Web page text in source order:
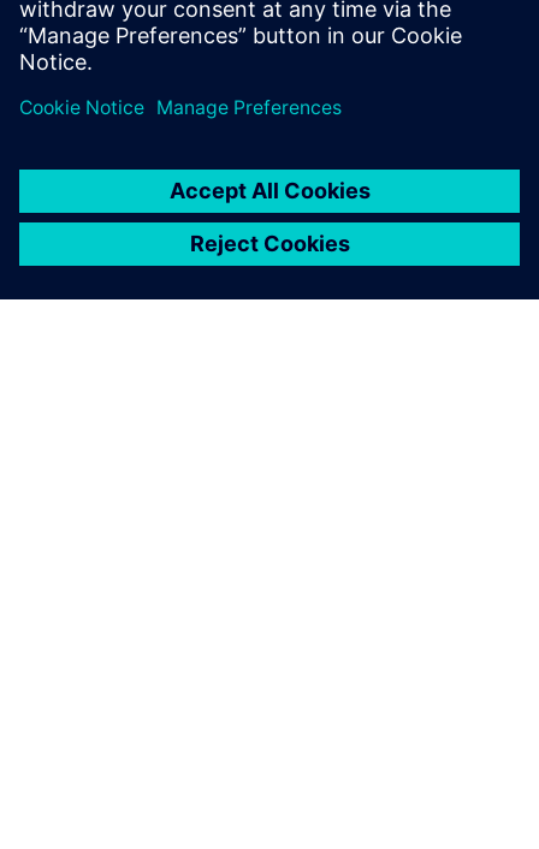
kapcsolatba lépünk Önnel.